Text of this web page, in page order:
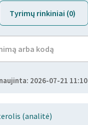
Tyrimų rinkiniai (0)
2026-07-21 11:10
(analitė)